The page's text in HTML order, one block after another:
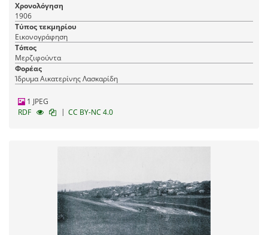
Χρονολόγηση
1906
Τύπος τεκμηρίου
Εικονογράφηση
Τόπος
Μερζιφούντα
Φορέας
Ίδρυμα Αικατερίνης Λασκαρίδη
1 JPEG
RDF
| CC BY-NC 4.0